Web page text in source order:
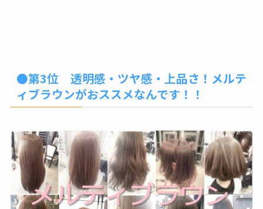
●第3位 透明感・ツヤ感・上品さ！メルテ
ィブラウンがおススメなんです！！